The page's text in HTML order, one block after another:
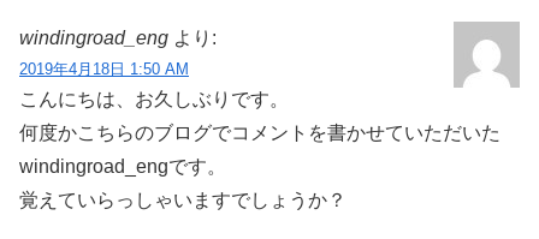
windingroad_eng より:
2019年4月18日 1:50 AM
こんにちは、お久しぶりです。
何度かこちらのブログでコメントを書かせていただいた
windingroad_engです。
覚えていらっしゃいますでしょうか？